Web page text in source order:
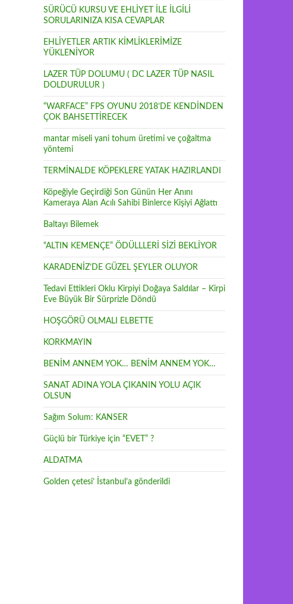
SÜRÜCÜ KURSU VE EHLİYET İLE İLGİLİ
SORULARINIZA KISA CEVAPLAR
EHLİYETLER ARTIK KİMLİKLERİMİZE
YÜKLENİYOR
LAZER TÜP DOLUMU ( DC LAZER TÜP NASIL
DOLDURULUR )
“WARFACE” FPS OYUNU 2018’DE KENDİNDEN
ÇOK BAHSETTİRECEK
mantar miseli yani tohum üretimi ve çoğaltma
yöntemi
TERMİNALDE KÖPEKLERE YATAK HAZIRLANDI
Köpeğiyle Geçirdiği Son Günün Her Anını
Kameraya Alan Acılı Sahibi Binlerce Kişiyi Ağlattı
Baltayı Bilemek
“ALTIN KEMENÇE” ÖDÜLLLERİ SİZİ BEKLİYOR
KARADENİZ’DE GÜZEL ŞEYLER OLUYOR
Tedavi Ettikleri Oklu Kirpiyi Doğaya Saldılar – Kirpi
Eve Büyük Bir Sürprizle Döndü
HOŞGÖRÜ OLMALI ELBETTE
KORKMAYIN
BENİM ANNEM YOK… BENİM ANNEM YOK…
SANAT ADINA YOLA ÇIKANIN YOLU AÇIK
OLSUN
Sağım Solum: KANSER
Güçlü bir Türkiye için “EVET” ?
ALDATMA
Golden çetesi’ İstanbul’a gönderildi